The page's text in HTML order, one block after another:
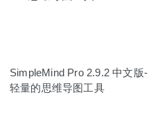
SimpleMind Pro 2.9.2 中文版-
轻量的思维导图工具